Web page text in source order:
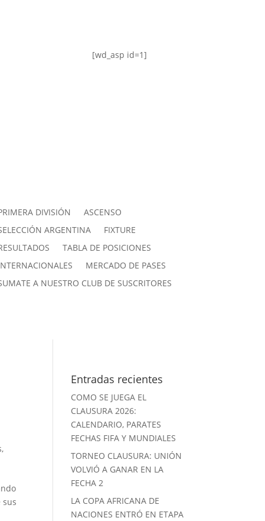
[wd_asp id=1]
DIVISIÓN
ASCENSO
ARGENTINA
FIXTURE
TABLA DE POSICIONES
MERCADO DE PASES
A NUESTRO CLUB DE SUSCRITORES
,
sus
Entradas recientes
COMO SE JUEGA EL
CLAUSURA 2026:
CALENDARIO, PARATES
FECHAS FIFA Y MUNDIALES
TORNEO CLAUSURA: UNIÓN
VOLVIÓ A GANAR EN LA
FECHA 2
LA COPA AFRICANA DE
NACIONES ENTRÓ EN ETAPA